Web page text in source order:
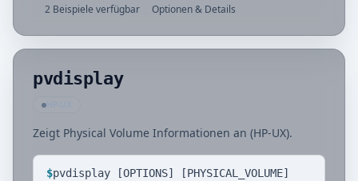
2 Beispiele verfügbar Optionen & Details
pvdisplay
Zeigt Physical Volume Informationen an (HP-UX).
$pvdisplay [OPTIONS] [PHYSICAL_VOLUME]